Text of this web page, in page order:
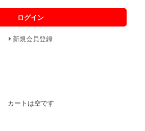
ログイン
新規会員登録
カートは空です